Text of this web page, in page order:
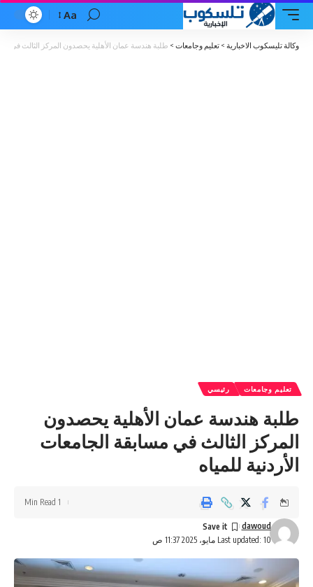
Font
Resizer
Aa
وكالة تليسكوب الاخبارية > تعليم وجامعات > طلبة هندسة عمان الأهلية يحصدون المركز الثالث في
تعليم وجامعات رئيسي
طلبة هندسة عمان الأهلية يحصدون
المركز الثالث في مسابقة الجامعات
الأردنية للمياه
Last updated: 10 مايو، 2025 11:37 ص
dawoud
1 Min Read